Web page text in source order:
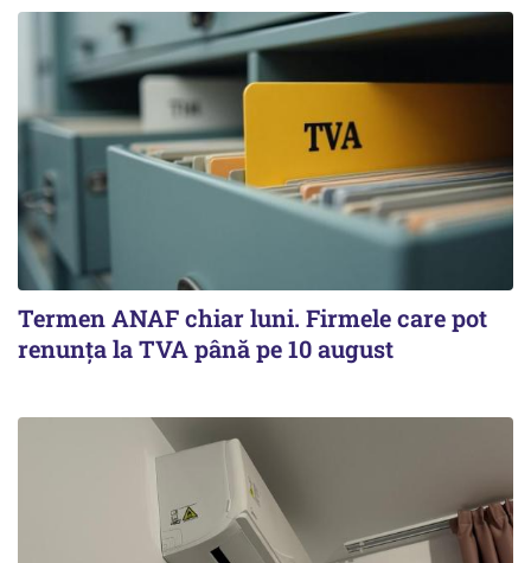
Termen ANAF chiar luni. Firmele care pot
renunța la TVA până pe 10 august